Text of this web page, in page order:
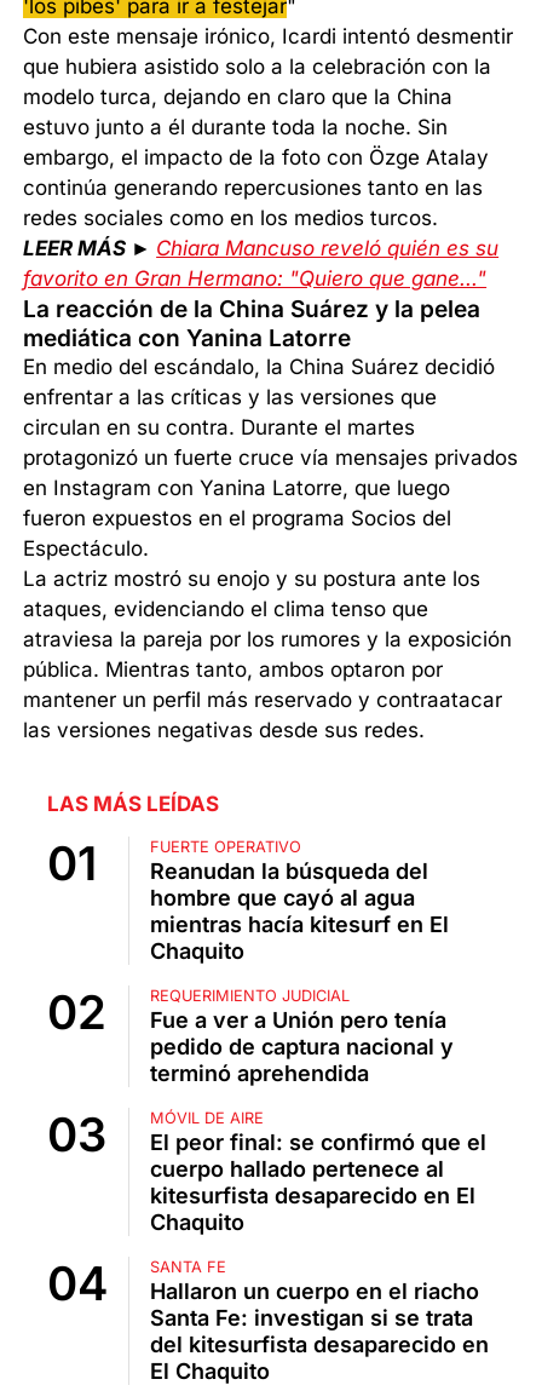
'los pibes' para ir a festejar"
Con este mensaje irónico, Icardi intentó desmentir
que hubiera asistido solo a la celebración con la
modelo turca, dejando en claro que la China
estuvo junto a él durante toda la noche. Sin
embargo, el impacto de la foto con Özge Atalay
continúa generando repercusiones tanto en las
redes sociales como en los medios turcos.
LEER MÁS ► Chiara Mancuso reveló quién es su
favorito en Gran Hermano: "Quiero que gane..."
La reacción de la China Suárez y la pelea
mediática con Yanina Latorre
En medio del escándalo, la China Suárez decidió
enfrentar a las críticas y las versiones que
circulan en su contra. Durante el martes
protagonizó un fuerte cruce vía mensajes privados
en Instagram con Yanina Latorre, que luego
fueron expuestos en el programa Socios del
Espectáculo.
La actriz mostró su enojo y su postura ante los
ataques, evidenciando el clima tenso que
atraviesa la pareja por los rumores y la exposición
pública. Mientras tanto, ambos optaron por
mantener un perfil más reservado y contraatacar
las versiones negativas desde sus redes.
LAS MÁS LEÍDAS
FUERTE OPERATIVO
Reanudan la búsqueda del
hombre que cayó al agua
mientras hacía kitesurf en El
Chaquito
REQUERIMIENTO JUDICIAL
Fue a ver a Unión pero tenía
pedido de captura nacional y
terminó aprehendida
MÓVIL DE AIRE
El peor final: se confirmó que el
cuerpo hallado pertenece al
kitesurfista desaparecido en El
Chaquito
SANTA FE
Hallaron un cuerpo en el riacho
Santa Fe: investigan si se trata
del kitesurfista desaparecido en
El Chaquito